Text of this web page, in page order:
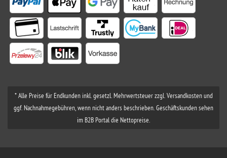
* Alle Preise für Endkunden inkl. gesetzl. Mehrwertsteuer zzgl. Versandkosten und
ggf. Nachnahmegebühren, wenn nicht anders beschrieben. Geschäftskunden sehen
im B2B Portal die Nettopreise.